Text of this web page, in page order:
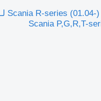
مشعاع جهاز تكييف الهواء Scania R-series (01.04-) 1726277 لـ